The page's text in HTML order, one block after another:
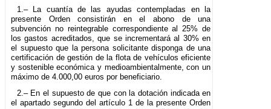
1.– La cuantía de las ayudas contempladas en la
presente Orden consistirán en el abono de una
subvención no reintegrable correspondiente al 25% de
los gastos acreditados, que se incrementará al 30% en
el supuesto que la persona solicitante disponga de una
certificación de gestión de la flota de vehículos eficiente
y sostenible económica y medioambientalmente, con un
máximo de 4.000,00 euros por beneficiario.
2.– En el supuesto de que con la dotación indicada en
el apartado segundo del artículo 1 de la presente Orden